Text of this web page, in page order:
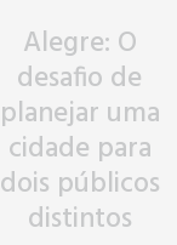
Alegre: O
desafio de
planejar uma
cidade para
dois públicos
distintos